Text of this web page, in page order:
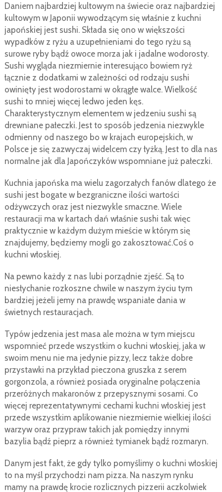
Daniem najbardziej kultowym na świecie oraz najbardziej
kultowym w Japonii wywodzącym się właśnie z kuchni
japońskiej jest sushi. Składa się ono w większości
wypadków z ryżu a uzupełnieniami do tego ryżu są
surowe ryby bądź owoce morza jak i jadalne wodorosty.
Sushi wygląda niezmiernie interesująco bowiem ryż
łącznie z dodatkami w zależności od rodzaju sushi
owinięty jest wodorostami w okrągłe walce. Wielkość
sushi to mniej więcej ledwo jeden kęs.
Charakterystycznym elementem w jedzeniu sushi są
drewniane pałeczki. Jest to sposób jedzenia niezwykle
odmienny od naszego bo w krajach europejskich, w
Polsce je się zazwyczaj widelcem czy łyżką. Jest to dla nas
normalne jak dla Japończyków wspomniane już pałeczki.
Kuchnia japońska ma wielu zagorzałych fanów dlatego że
sushi jest bogate w bezgraniczne ilości wartości
odżywczych oraz jest niezwykle smaczne. Wiele
restauracji ma w kartach dań właśnie sushi tak więc
praktycznie w każdym dużym mieście w którym się
znajdujemy, będziemy mogli go zakosztować.Coś o
kuchni włoskiej.
Na pewno każdy z nas lubi porządnie zjeść. Są to
niesłychanie rozkoszne chwile w naszym życiu tym
bardziej jeżeli jemy na prawdę wspaniałe dania w
świetnych restauracjach.
Typów jedzenia jest masa ale można w tym miejscu
wspomnieć przede wszystkim o kuchni włoskiej, jaka w
swoim menu nie ma jedynie pizzy, lecz także dobre
przystawki na przykład pieczona gruszka z serem
gorgonzola, a również posiada oryginalne połączenia
przeróżnych makaronów z przepysznymi sosami. Co
więcej reprezentatywnymi cechami kuchni włoskiej jest
przede wszystkim aplikowanie niezmiernie wielkiej ilości
warzyw oraz przypraw takich jak pomiędzy innymi
bazylia bądź pieprz a również tymianek bądź rozmaryn.
Danym jest fakt, że gdy tylko pomyślimy o kuchni włoskiej
to na myśl przychodzi nam pizza. Na naszym rynku
mamy na prawdę krocie rozlicznych pizzerii aczkolwiek